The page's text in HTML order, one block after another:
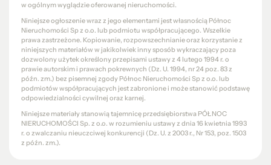
w ogólnym wyglądzie oferowanej nieruchomości.
Niniejsze ogłoszenie wraz z jego elementami jest własnością Północ
Nieruchomości Sp z o.o. lub podmiotu współpracującego. Wszelkie
prawa zastrzeżone. Kopiowanie, rozpowszechnianie oraz korzystanie z
niniejszych materiałów w jakikolwiek inny sposób wykraczający poza
dozwolony użytek określony przepisami ustawy z 4 lutego 1994 r. o
prawie autorskim i prawach pokrewnych (Dz. U. 1994, nr 24 poz. 83 z
późn. zm.) bez pisemnej zgody Północ Nieruchomości Sp z o.o. lub
podmiotów współpracujących jest zabronione i może stanowić podstawę
odpowiedzialności cywilnej oraz karnej.
Niniejsze materiały stanowią tajemnicę przedsiębiorstwa PÓŁNOC
NIERUCHOMOŚCI Sp. z o.o. w rozumieniu ustawy z dnia 16 kwietnia 1993
r. o zwalczaniu nieuczciwej konkurencji (Dz. U. z 2003 r., Nr 153, poz. 1503
z późn. zm.).